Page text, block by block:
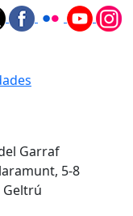
Garraf
5-8
Geltrú